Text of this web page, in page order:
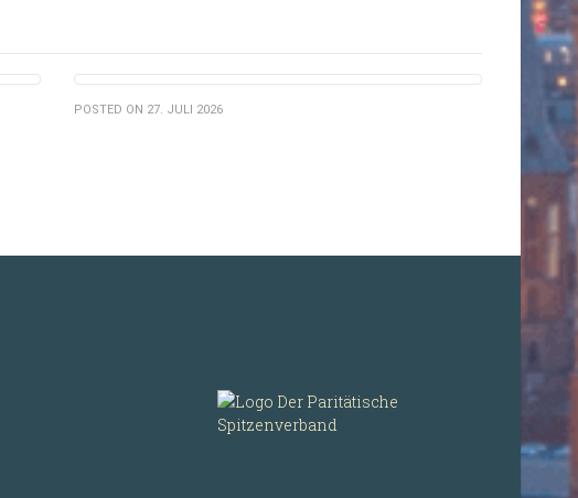
POSTED ON 27. JULI 2026